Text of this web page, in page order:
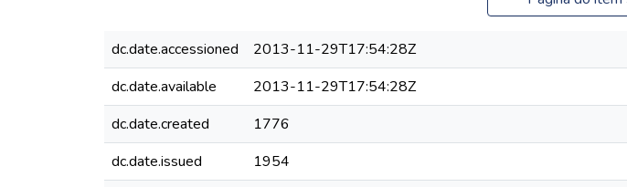
dc.date.accessioned
2013-11-29T17:54:28Z
dc.date.available
2013-11-29T17:54:28Z
dc.date.created
1776
dc.date.issued
1954